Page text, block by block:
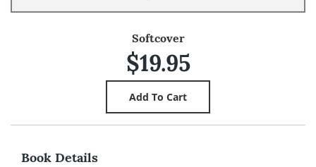
Softcover
$19.95
Book Details